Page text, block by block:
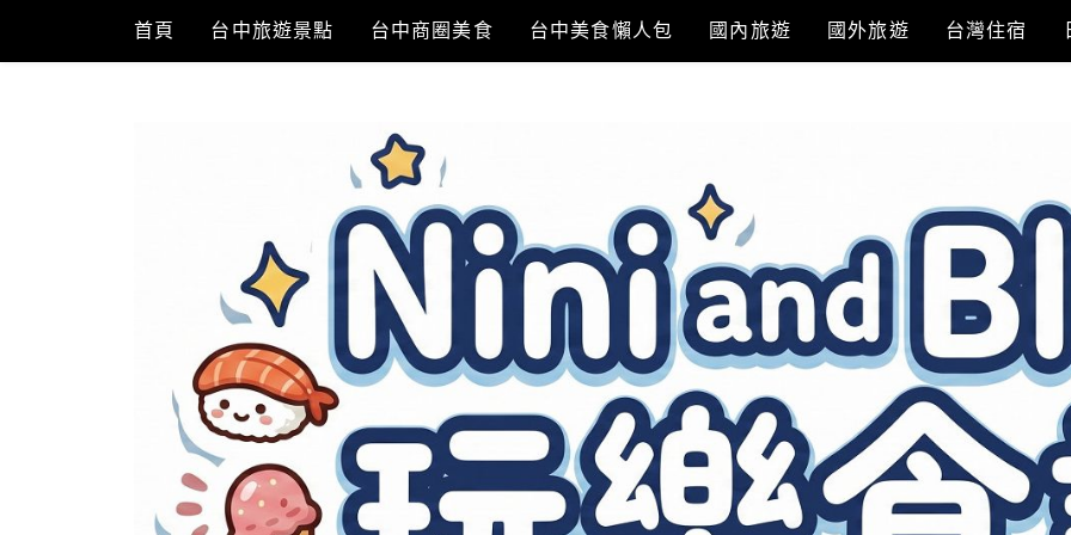
content
首頁 台中旅遊景點 台中商圈美食 台中美食懶人包 國內旅遊 國外旅遊 台灣住宿